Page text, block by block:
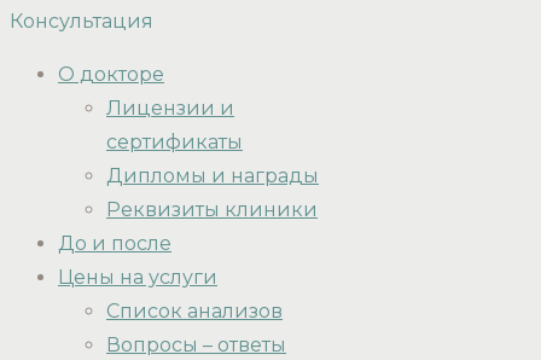
Консультация
О докторе
Лицензии и
сертификаты
Дипломы и награды
Реквизиты клиники
До и после
Цены на услуги
Список анализов
Вопросы – ответы